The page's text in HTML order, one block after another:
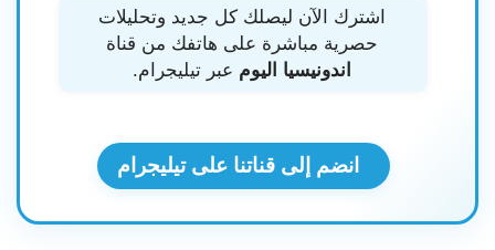
اشترك الآن ليصلك كل جديد وتحليلات
حصرية مباشرة على هاتفك من قناة
اندونيسيا اليوم عبر تيليجرام.
انضم إلى قناتنا على تيليجرام